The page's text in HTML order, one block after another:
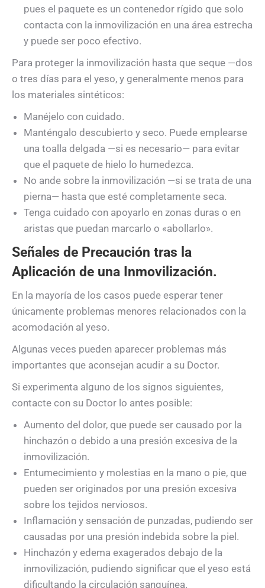
pues el paquete es un contenedor rígido que solo
contacta con la inmovilización en una área estrecha
y puede ser poco efectivo.
Para proteger la inmovilización hasta que seque —dos
o tres días para el yeso, y generalmente menos para
los materiales sintéticos:
Manéjelo con cuidado.
Manténgalo descubierto y seco. Puede emplearse
una toalla delgada —si es necesario— para evitar
que el paquete de hielo lo humedezca.
No ande sobre la inmovilización —si se trata de una
pierna— hasta que esté completamente seca.
Tenga cuidado con apoyarlo en zonas duras o en
aristas que puedan marcarlo o «abollarlo».
Señales de Precaución tras la
Aplicación de una Inmovilización.
En la mayoría de los casos puede esperar tener
únicamente problemas menores relacionados con la
acomodación al yeso.
Algunas veces pueden aparecer problemas más
importantes que aconsejan acudir a su Doctor.
Si experimenta alguno de los signos siguientes,
contacte con su Doctor lo antes posible:
Aumento del dolor, que puede ser causado por la
hinchazón o debido a una presión excesiva de la
inmovilización.
Entumecimiento y molestias en la mano o pie, que
pueden ser originados por una presión excesiva
sobre los tejidos nerviosos.
Inflamación y sensación de punzadas, pudiendo ser
causadas por una presión indebida sobre la piel.
Hinchazón y edema exagerados debajo de la
inmovilización, pudiendo significar que el yeso está
dificultando la circulación sanguínea.